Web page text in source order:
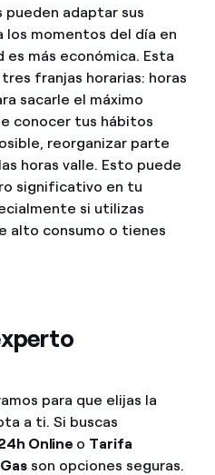
pueden adaptar sus
los momentos del día en
más económica. Esta
franjas horarias: horas
sacarle el máximo
conocer tus hábitos
reorganizar parte
horas valle. Esto puede
significativo en tu
si utilizas
alto consumo o tienes
para que elijas la
a ti. Si buscas
Online o Tarifa
son opciones seguras.